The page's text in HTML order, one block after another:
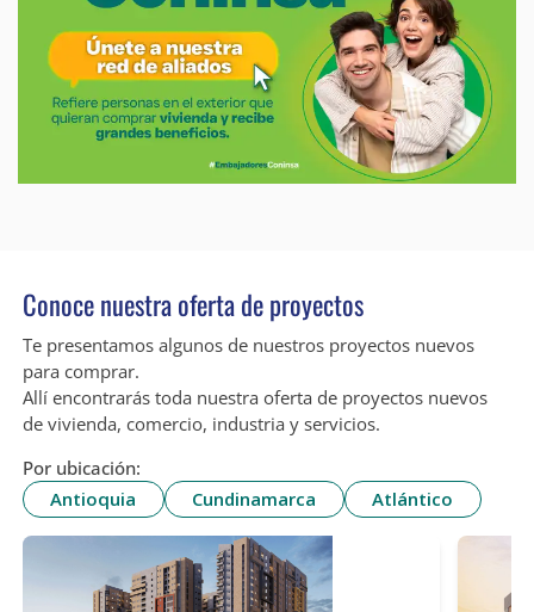
Conoce nuestra oferta de proyectos
Te presentamos algunos de nuestros proyectos nuevos
para comprar.
Allí encontrarás toda nuestra oferta de proyectos nuevos
de vivienda, comercio, industria y servicios.
Por ubicación:
Antioquia
Cundinamarca Atlántico